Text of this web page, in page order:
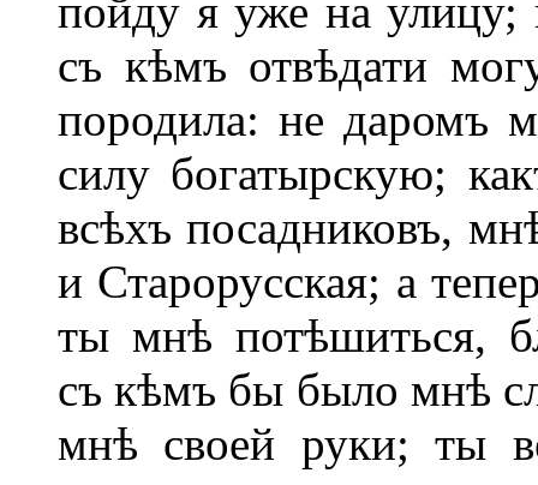
пойду я уже на улицу;
съ кѣмъ отвѣдати
породила: не даромъ
силу богатырскую;
всѣхъ посадниковъ,
и Старорусская; а
ты мнѣ потѣшиться,
съ кѣмъ бы было мнѣ
мнѣ своей руки; ты